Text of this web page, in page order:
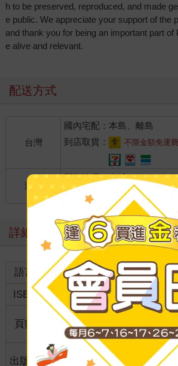
h to be preserved, reproduced, and made
e public. We appreciate your support of the
and thank you for being an important part of
e alive and relevant.
配送方式
台灣
國內宅配：本島、離島
到店取貨：
不限金額免運費
海外
國際快遞：全球
港澳店取：
詳細資料
語言 英文 裝訂
ISBN
9781022745605 分級
頁數
商品規
格
出版地 美國
適讀年